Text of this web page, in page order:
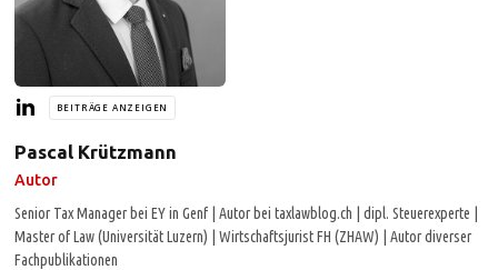
BEITRÄGE ANZEIGEN
Pascal Krützmann
Autor
Senior Tax Manager bei EY in Genf | Autor bei taxlawblog.ch | dipl. Steuerexperte |
Master of Law (Universität Luzern) | Wirtschaftsjurist FH (ZHAW) | Autor diverser
Fachpublikationen